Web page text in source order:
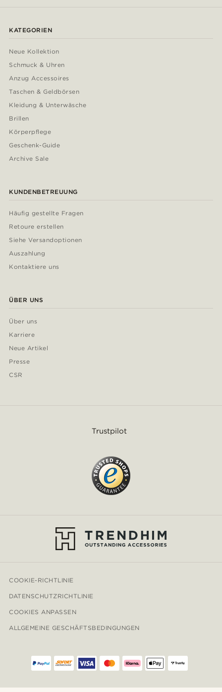
KATEGORIEN
Neue Kollektion
Schmuck & Uhren
Anzug Accessoires
Taschen & Geldbörsen
Kleidung & Unterwäsche
Brillen
Körperpflege
Geschenk-Guide
Archive Sale
KUNDENBETREUUNG
Häufig gestellte Fragen
Retoure erstellen
Siehe Versandoptionen
Auszahlung
Kontaktiere uns
ÜBER UNS
Über uns
Karriere
Neue Artikel
Presse
CSR
Trustpilot
COOKIE-RICHTLINIE
DATENSCHUTZRICHTLINIE
COOKIES ANPASSEN
ALLGEMEINE GESCHÄFTSBEDINGUNGEN